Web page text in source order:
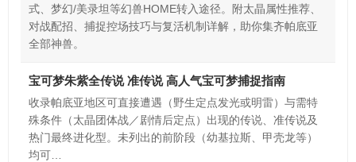
式、梦幻/美录坦等幻兽HOME转入途径。附太晶属性推荐、
对战配招、捕捉控场技巧与复活机制详解，助你集齐帕底亚
全部神兽。
宝可梦朱紫全传说 准传说 高人气宝可梦捕捉指南
收录帕底亚地区可直接遭遇（野生定点发光或明雷）与需特
殊条件（太晶团体战／剧情后定点）出现的传说、准传说及
热门最终进化型。未列出的前阶段（幼基拉斯、甲壳龙等）
均可…